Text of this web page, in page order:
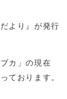
より』が発行
カ」の現在
ております。